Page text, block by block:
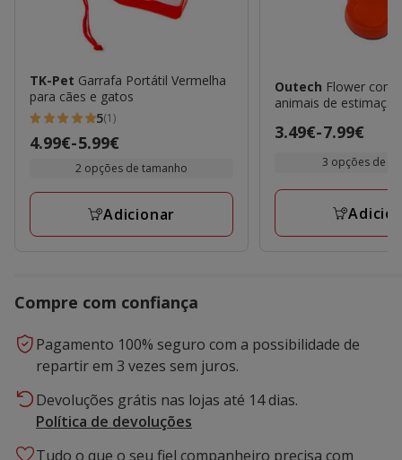
TK-Pet Garrafa Portátil Vermelha
para cães e gatos
5
estrelas
1
avaliações
5(1)
Preço
5.99€
4.99€-5.99€
2 opções de tamanho
Adicionar
Outech Flower
animais de estimação
Preço
a
3.49€-7.99€
3 opções de
Compre com confiança
Pagamento 100% seguro com a possibilidade de
repartir em 3 vezes sem juros.
Devoluções grátis nas lojas até 14 dias.
Política de devoluções
Tudo o que o seu fiel companheiro precisa com